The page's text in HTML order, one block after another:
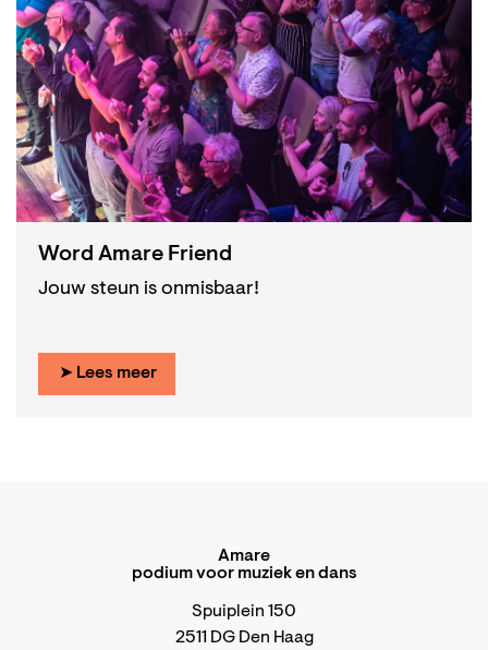
Word Amare Friend
Jouw steun is onmisbaar!
➤ Lees meer
Amare
podium voor muziek en dans
Spuiplein 150
2511 DG Den Haag